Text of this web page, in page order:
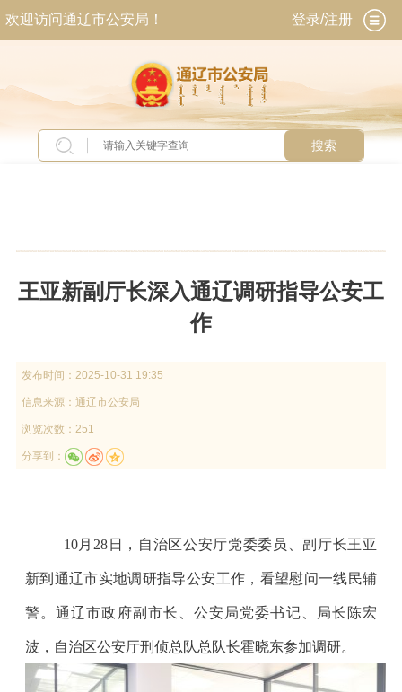
欢迎访问通辽市公安局！ 登录/注册
搜索
王亚新副厅长深入通辽调研指导公安工
作
发布时间： 2025-10-31 19:35
信息来源： 通辽市公安局
浏览次数：251
分享到：
10月28日，自治区公安厅党委委员、副厅长王亚
新到通辽市实地调研指导公安工作，看望慰问一线民辅
警。通辽市政府副市长、公安局党委书记、局长陈宏
波，自治区公安厅刑侦总队总队长霍晓东参加调研。